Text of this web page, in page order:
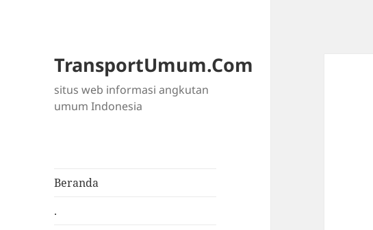
TransportUmum.Com
situs web informasi angkutan
umum Indonesia
Beranda
.